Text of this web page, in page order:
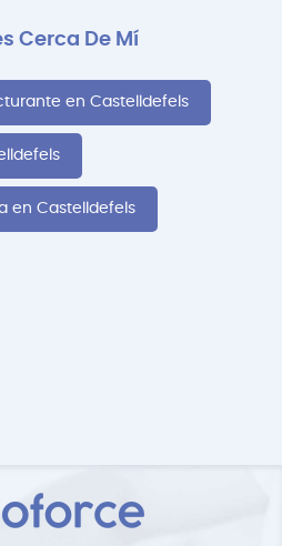
Cerca De Mí
en Castelldefels
en Castelldefels